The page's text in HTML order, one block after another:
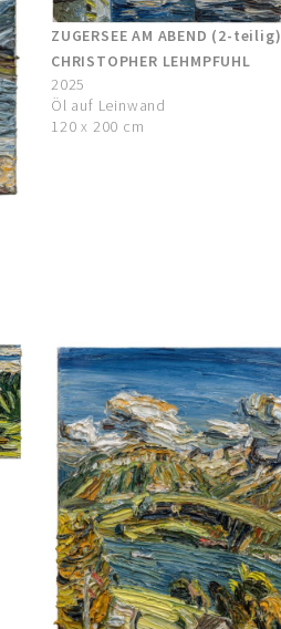
ZUGERSEE AM ABEND (2-teilig)
CHRISTOPHER LEHMPFUHL
2025
Öl auf Leinwand
120 x 200 cm